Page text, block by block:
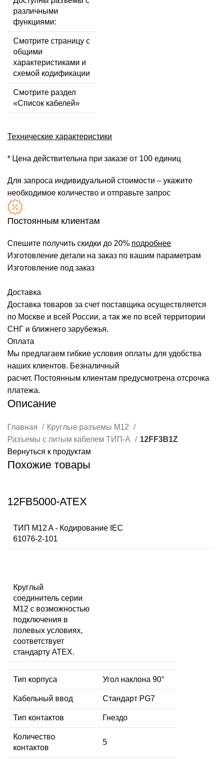
различными
функциями:
Смотрите страницу с
общими
характеристиками и
схемой кодификации
Смотрите раздел
«Список кабелей»
Технические характеристики
* Цена действительна при заказе от 100 единиц
Для запроса индивидуальной стоимости – укажите
необходимое количество и отправьте запрос
Постоянным клиентам
Спешите получить скидки до 20% подробнее
Изготовление детали на заказ по вашим параметрам
Изготовление под заказ
Доставка
Доставка товаров за счет поставщика осуществляется
по Москве и всей России, а так же по всей территории
СНГ и ближнего зарубежья.
Оплата
Мы предлагаем гибкие условия оплаты для удобства
наших клиентов. Безналичный
расчет. Постоянным клиентам предусмотрена отсрочка
платежа.
Описание
Главная
Круглые разъемы M12
Разъемы с литым кабелем ТИП-А
12FF3B1Z
Вернуться к продуктам
Похожие товары
12FB5000-ATEX
ТИП M12 A - Кодирование IEC
61076-2-101
Круглый
соединитель серии
M12 с возможностью
подключения в
полевых условиях,
соответствует
стандарту ATEX.
Тип корпуса Угол наклона 90°
Кабельный ввод Стандарт PG7
Тип контактов Гнездо
Количество
контактов
5